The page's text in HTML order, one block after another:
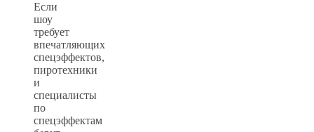
Если
шоу
требует
впечатляющих
спецэффектов,
пиротехники
и
специалисты
по
спецэффектам